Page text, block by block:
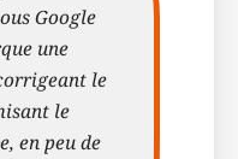
Google
une
le
le
en peu de